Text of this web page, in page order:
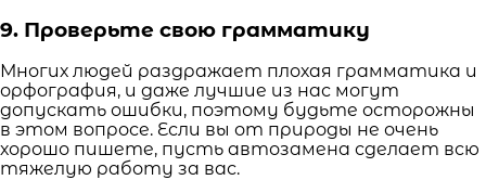
9. Проверьте свою грамматику
Многих людей раздражает плохая грамматика и
орфография, и даже лучшие из нас могут
допускать ошибки, поэтому будьте осторожны
в этом вопросе. Если вы от природы не очень
хорошо пишете, пусть автозамена сделает всю
тяжелую работу за вас.